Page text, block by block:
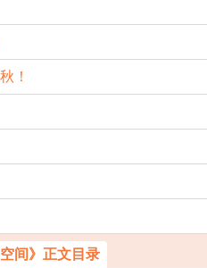
！
间》正文目录